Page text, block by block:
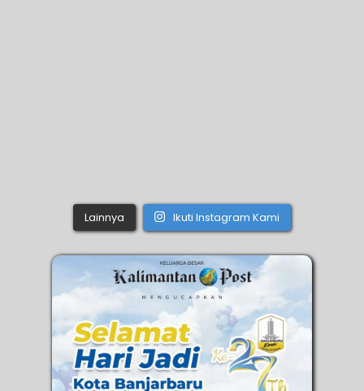
Lainnya Ikuti Instagram Kami